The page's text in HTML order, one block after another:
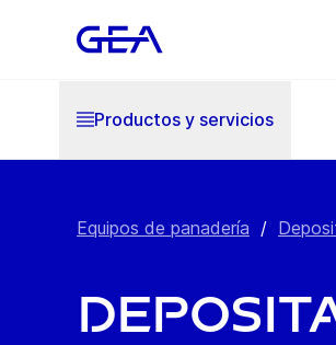
Productos y servicios
Equipos de panadería /